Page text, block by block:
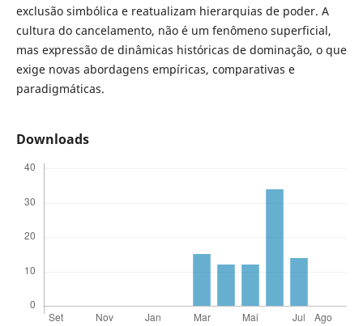
exclusão simbólica e reatualizam hierarquias de poder. A
cultura do cancelamento, não é um fenômeno superficial,
mas expressão de dinâmicas históricas de dominação, o que
exige novas abordagens empíricas, comparativas e
paradigmáticas.
Downloads